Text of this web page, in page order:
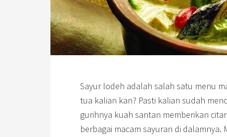
Sayur lodeh adalah salah satu menu
tua kalian kan? Pasti kalian sudah
gurihnya kuah santan memberikan
berbagai macam sayuran di